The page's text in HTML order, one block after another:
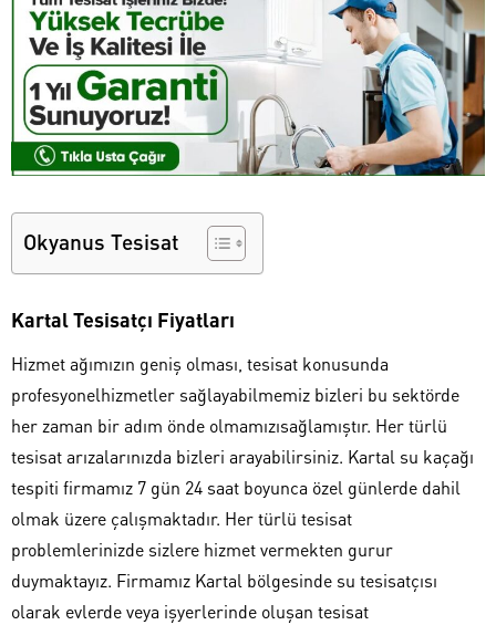
Okyanus Tesisat
Kartal Tesisatçı Fiyatları
Hizmet ağımızın geniş olması, tesisat konusunda
profesyonelhizmetler sağlayabilmemiz bizleri bu sektörde
her zaman bir adım önde olmamızısağlamıştır. Her türlü
tesisat arızalarınızda bizleri arayabilirsiniz. Kartal su kaçağı
tespiti firmamız 7 gün 24 saat boyunca özel günlerde dahil
olmak üzere çalışmaktadır. Her türlü tesisat
problemlerinizde sizlere hizmet vermekten gurur
duymaktayız. Firmamız Kartal bölgesinde su tesisatçısı
olarak evlerde veya işyerlerinde oluşan tesisat